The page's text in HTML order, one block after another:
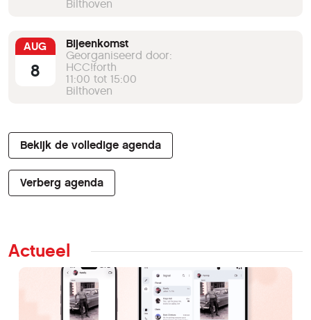
Bilthoven
AUG
8
Bijeenkomst
Georganiseerd door:
HCC!forth
11:00 tot 15:00
Bilthoven
Bekijk de volledige agenda
Verberg agenda
Actueel